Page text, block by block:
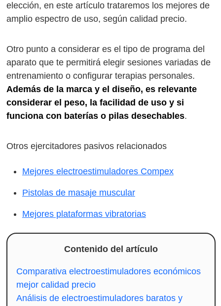
elección, en este artículo trataremos los mejores de
amplio espectro de uso, según calidad precio.
Otro punto a considerar es el tipo de programa del
aparato que te permitirá elegir sesiones variadas de
entrenamiento o configurar terapias personales.
Además de la marca y el diseño, es relevante
considerar el peso, la facilidad de uso y si
funciona con baterías o pilas desechables.
Otros ejercitadores pasivos relacionados
Mejores electroestimuladores Compex
Pistolas de masaje muscular
Mejores plataformas vibratorias
Contenido del artículo
Comparativa electroestimuladores económicos
mejor calidad precio
Análisis de electroestimuladores baratos y